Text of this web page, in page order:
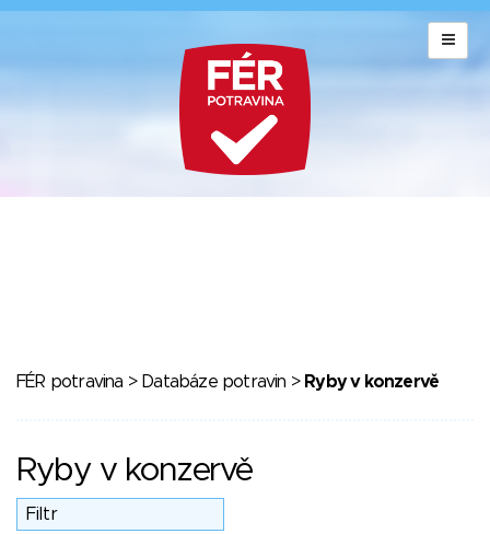
FÉR potravina > Databáze potravin > Ryby v konzervě
Ryby v konzervě